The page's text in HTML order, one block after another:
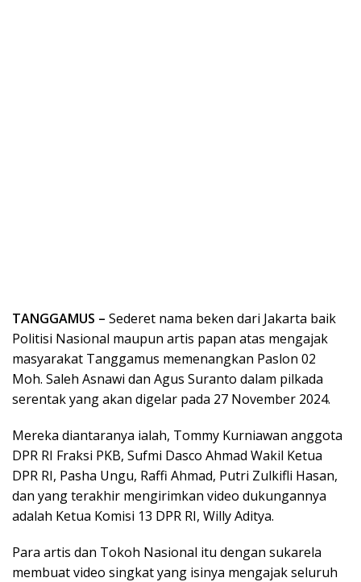
TANGGAMUS – Sederet nama beken dari Jakarta baik
Politisi Nasional maupun artis papan atas mengajak
masyarakat Tanggamus memenangkan Paslon 02
Moh. Saleh Asnawi dan Agus Suranto dalam pilkada
serentak yang akan digelar pada 27 November 2024.
Mereka diantaranya ialah, Tommy Kurniawan anggota
DPR RI Fraksi PKB, Sufmi Dasco Ahmad Wakil Ketua
DPR RI, Pasha Ungu, Raffi Ahmad, Putri Zulkifli Hasan,
dan yang terakhir mengirimkan video dukungannya
adalah Ketua Komisi 13 DPR RI, Willy Aditya.
Para artis dan Tokoh Nasional itu dengan sukarela
membuat video singkat yang isinya mengajak seluruh